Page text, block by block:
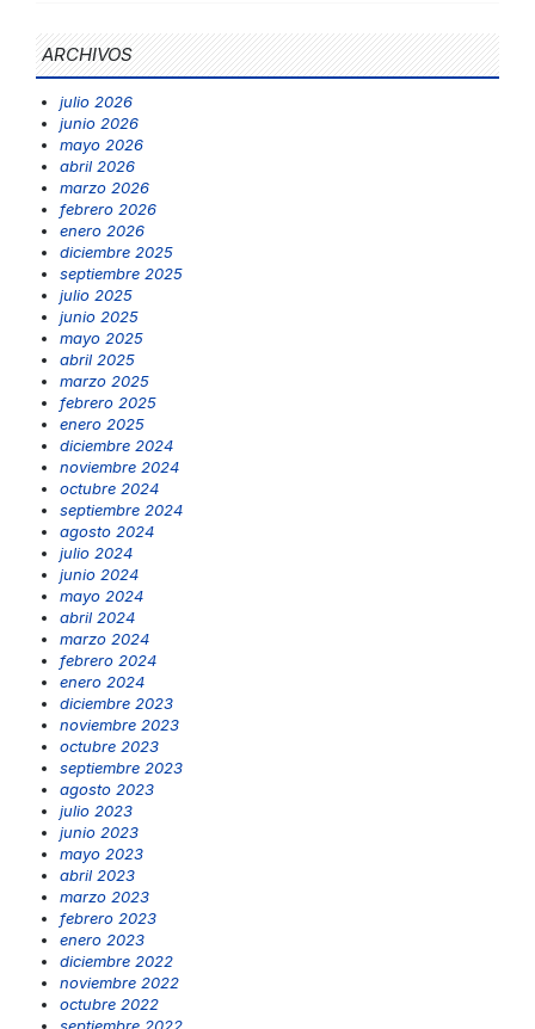
ARCHIVOS
julio 2026
junio 2026
mayo 2026
abril 2026
marzo 2026
febrero 2026
enero 2026
diciembre 2025
septiembre 2025
julio 2025
junio 2025
mayo 2025
abril 2025
marzo 2025
febrero 2025
enero 2025
diciembre 2024
noviembre 2024
octubre 2024
septiembre 2024
agosto 2024
julio 2024
junio 2024
mayo 2024
abril 2024
marzo 2024
febrero 2024
enero 2024
diciembre 2023
noviembre 2023
octubre 2023
septiembre 2023
agosto 2023
julio 2023
junio 2023
mayo 2023
abril 2023
marzo 2023
febrero 2023
enero 2023
diciembre 2022
noviembre 2022
octubre 2022
septiembre 2022